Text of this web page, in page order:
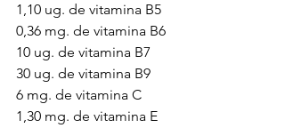
1,10 ug. de vitamina B5
0,36 mg. de vitamina B6
10 ug. de vitamina B7
30 ug. de vitamina B9
6 mg. de vitamina C
1,30 mg. de vitamina E